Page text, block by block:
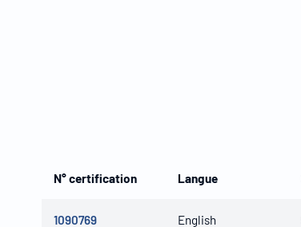
N° certification Langue
1090769 English